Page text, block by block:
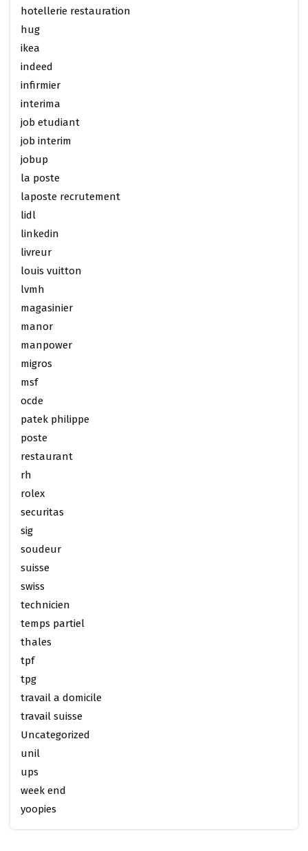
hotellerie restauration
hug
ikea
indeed
infirmier
interima
job etudiant
job interim
jobup
la poste
laposte recrutement
lidl
linkedin
livreur
louis vuitton
lvmh
magasinier
manor
manpower
migros
msf
ocde
patek philippe
poste
restaurant
rh
rolex
securitas
sig
soudeur
suisse
swiss
technicien
temps partiel
thales
tpf
tpg
travail a domicile
travail suisse
Uncategorized
unil
ups
week end
yoopies